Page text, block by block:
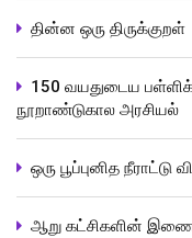
தின்ன ஒரு திருக்குறள்
150 வயதுடைய
நூறாண்டுகால அரசியல்
ஒரு பூப்புனித நீராட்டு
ஆறு கட்சிகளின்